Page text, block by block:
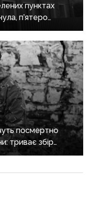
пунктах
п’ятеро
посмертно
триває збір